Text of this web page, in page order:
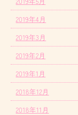
2019年4月
2019年3月
2019年2月
2019年1月
2018年12月
2018年11月